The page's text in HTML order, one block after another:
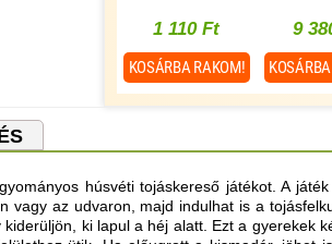
1 110 Ft
KOSÁRBARAKOM!
9
KOSÁRBA
húsvéti tojáskereső játékot. A
az udvaron, majd indulhat is a
ki lapul a héj alatt. Ezt a gyerekek